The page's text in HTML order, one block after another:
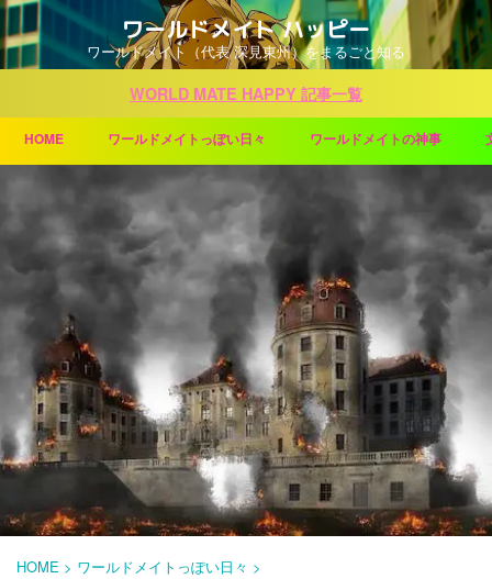
ワールドメイト ハッピー
ワールドメイト（代表 深見東州）をまるごと知る
WORLD MATE HAPPY 記事一覧
HOME ワールドメイトっぽい日々 ワールドメイトの神事
HOME > ワールドメイトっぽい日々 >